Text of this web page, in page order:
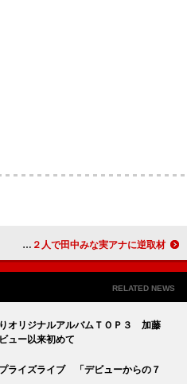
オリラジ中田と福田萌が明日入籍 ２人で田中みな実アナに逆取材！？
RELATED NEWS
オリジナルアルバムＴＯＰ３ 加藤
ュー以来初めて
ライズライブ 「デビューからの７